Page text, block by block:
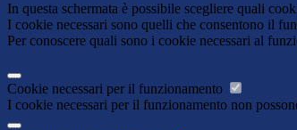
In questa schermata è possibile scegliere quali
I cookie necessari sono quelli che consentono il
Per conoscere quali sono i cookie necessari al
Cookie necessari per il funzionamento
I cookie necessari per il funzionamento non